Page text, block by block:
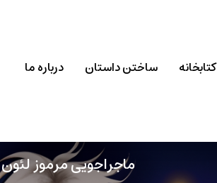
کتابخانه ساختن داستان درباره ما
ماجراجویی مرموز لئون